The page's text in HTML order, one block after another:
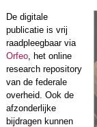
De digitale
publicatie is vrij
raadpleegbaar via
Orfeo, het online
research repository
van de federale
overheid. Ook de
afzonderlijke
bijdragen kunnen